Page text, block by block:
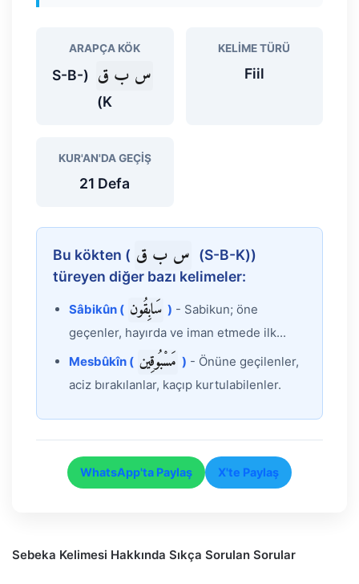
ARAPÇA KÖK
س ب ق
(S-B-
K)
KELIME TÜRÜ
Fiil
KUR'AN'DA GEÇIŞ
21 Defa
Bu kökten ( س ب ق
(S-B-K))
türeyen diğer bazı kelimeler:
Sâbikûn ( سَابِقُون ) - Sabikun; öne
geçenler, hayırda ve iman etmede ilk...
Mesbûkîn ( مَسْبُوقِين ) - Önüne geçilenler,
aciz bırakılanlar, kaçıp kurtulabilenler.
WhatsApp'ta Paylaş X'te Paylaş
Sebeka Kelimesi Hakkında Sıkça Sorulan Sorular